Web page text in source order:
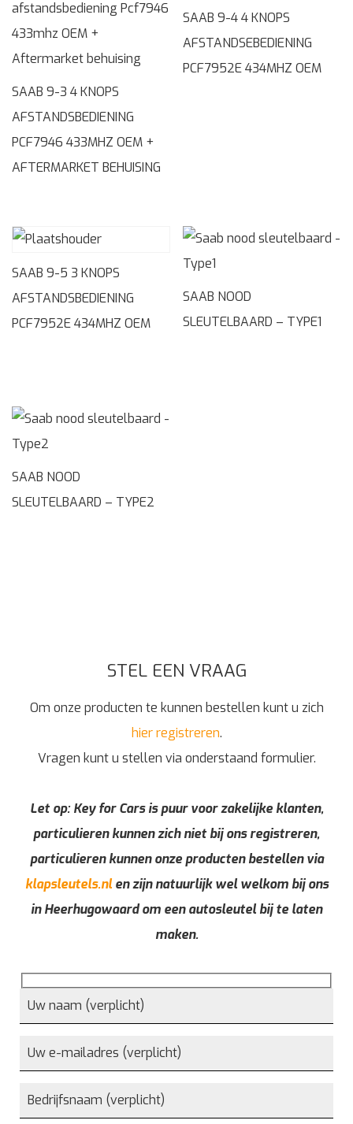
SAAB 9-3 4 KNOPS
AFSTANDSBEDIENING
PCF7946 433MHZ OEM +
AFTERMARKET BEHUISING
SAAB 9-4 4 KNOPS
AFSTANDSEBEDIENING
PCF7952E 434MHZ OEM
SAAB 9-5 3 KNOPS
AFSTANDSBEDIENING
PCF7952E 434MHZ OEM
SAAB NOOD
SLEUTELBAARD – TYPE1
SAAB NOOD
SLEUTELBAARD – TYPE2
STEL EEN VRAAG
Om onze producten te kunnen bestellen kunt u zich
hier registreren.
Vragen kunt u stellen via onderstaand formulier.
Let op: Key for Cars is puur voor zakelijke klanten,
particulieren kunnen zich niet bij ons registreren,
particulieren kunnen onze producten bestellen via
klapsleutels.nlen zijn natuurlijk wel welkom bij ons
in Heerhugowaard om een autosleutel bij te laten
maken.